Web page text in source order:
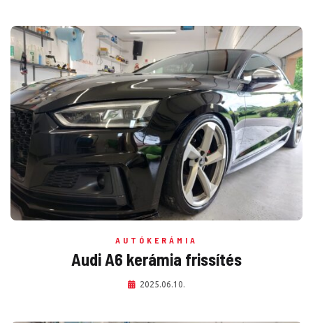
AUTÓKERÁMIA
Audi A6 kerámia frissítés
2025.06.10.